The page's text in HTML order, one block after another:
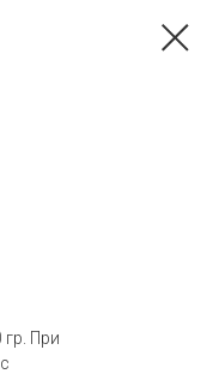
При